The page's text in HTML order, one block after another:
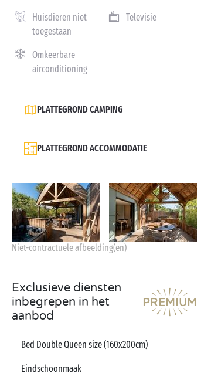
Huisdieren niet
toegestaan
Televisie
Omkeerbare
airconditioning
PLATTEGROND CAMPING
PLATTEGROND ACCOMMODATIE
Niet-contractuele afbeelding(en)
Exclusieve diensten
inbegrepen in het
aanbod
Bed Double Queen size (160x200cm)
Eindschoonmaak